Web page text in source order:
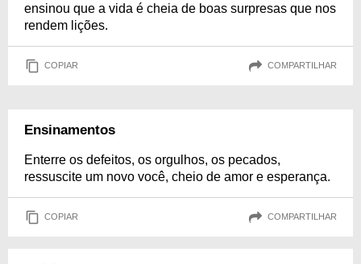
ensinou que a vida é cheia de boas surpresas que nos
rendem lições.
COPIAR COMPARTILHAR
Ensinamentos
Enterre os defeitos, os orgulhos, os pecados,
ressuscite um novo você, cheio de amor e esperança.
COPIAR COMPARTILHAR